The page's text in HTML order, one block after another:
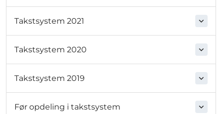
Takstsystem 2021
Takstsystem 2020
Takstsystem 2019
Før opdeling i takstsystem